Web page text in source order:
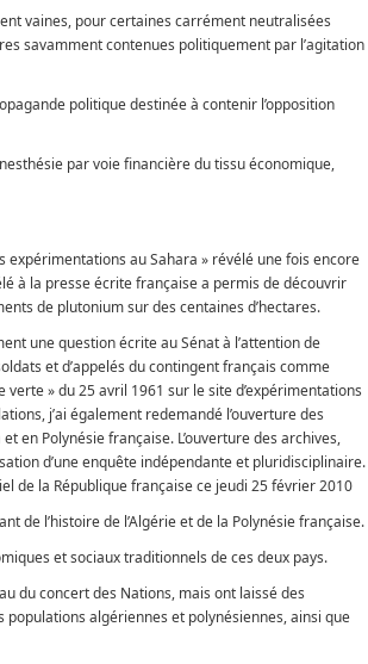
vaines, pour certaines carrément neutralisées
savamment contenues politiquement par l’agitation
politique destinée à contenir l’opposition
par voie financière du tissu économique,
expérimentations au Sahara » révélé une fois encore
à la presse écrite française a permis de découvrir
de plutonium sur des centaines d’hectares.
une question écrite au Sénat à l’attention de
et d’appelés du contingent français comme
» du 25 avril 1961 sur le site d’expérimentations
j’ai également redemandé l’ouverture des
en Polynésie française. L’ouverture des archives,
d’une enquête indépendante et pluridisciplinaire.
de la République française ce jeudi 25 février 2010
de l’histoire de l’Algérie et de la Polynésie française.
et sociaux traditionnels de ces deux pays.
du concert des Nations, mais ont laissé des
algériennes et polynésiennes, ainsi que